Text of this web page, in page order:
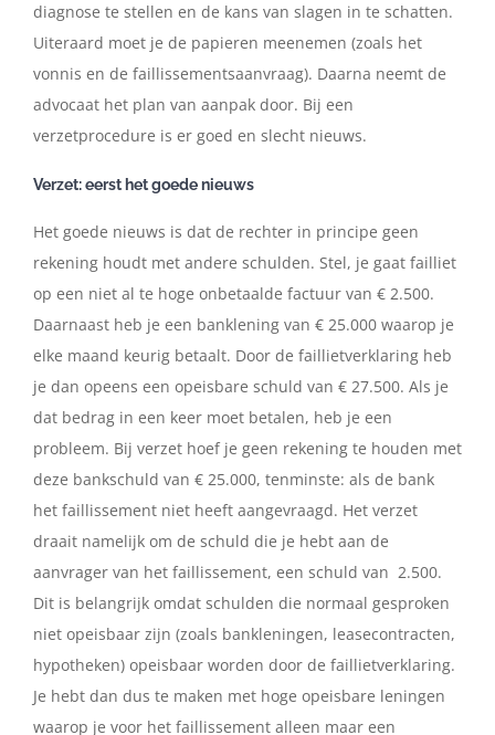
diagnose te stellen en de kans van slagen in te schatten.
Uiteraard moet je de papieren meenemen (zoals het
vonnis en de faillissementsaanvraag). Daarna neemt de
advocaat het plan van aanpak door. Bij een
verzetprocedure is er goed en slecht nieuws.
Verzet: eerst het goede nieuws
Het goede nieuws is dat de rechter in principe geen
rekening houdt met andere schulden. Stel, je gaat failliet
op een niet al te hoge onbetaalde factuur van € 2.500.
Daarnaast heb je een banklening van € 25.000 waarop je
elke maand keurig betaalt. Door de faillietverklaring heb
je dan opeens een opeisbare schuld van € 27.500. Als je
dat bedrag in een keer moet betalen, heb je een
probleem. Bij verzet hoef je geen rekening te houden met
deze bankschuld van € 25.000, tenminste: als de bank
het faillissement niet heeft aangevraagd. Het verzet
draait namelijk om de schuld die je hebt aan de
aanvrager van het faillissement, een schuld van 2.500.
Dit is belangrijk omdat schulden die normaal gesproken
niet opeisbaar zijn (zoals bankleningen, leasecontracten,
hypotheken) opeisbaar worden door de faillietverklaring.
Je hebt dan dus te maken met hoge opeisbare leningen
waarop je voor het faillissement alleen maar een